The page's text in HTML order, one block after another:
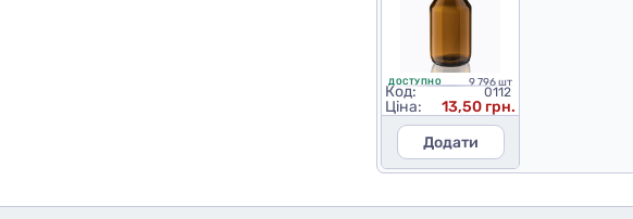
ДОСТУПНО 9 796 шт
Код: 0112
Ціна:
13,50 грн.
Додати